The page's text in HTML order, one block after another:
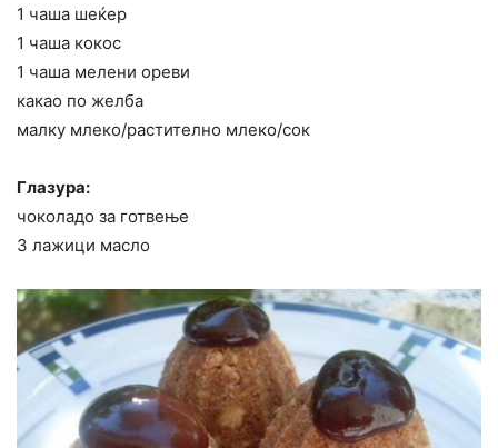
1 чаша шеќер
1 чаша кокос
1 чаша мелени ореви
какао по желба
малку млеко/растително млеко/сок
Глазура:
чоколадо за готвење
3 лажици масло